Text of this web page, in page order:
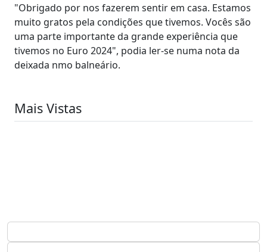
"Obrigado por nos fazerem sentir em casa. Estamos
muito gratos pela condições que tivemos. Vocês são
uma parte importante da grande experiência que
tivemos no Euro 2024", podia ler-se numa nota da
deixada nmo balneário.
Mais Vistas